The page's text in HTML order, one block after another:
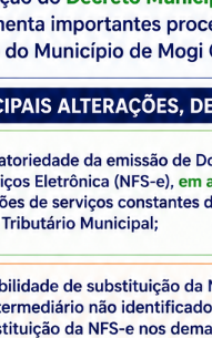
Frequentes